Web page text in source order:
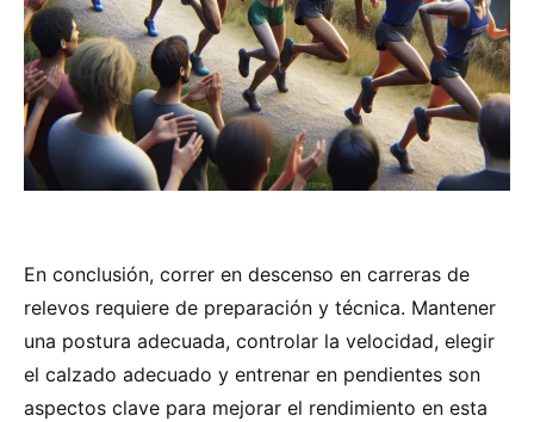
En conclusión, correr en descenso en carreras de
relevos requiere de preparación y técnica. Mantener
una postura adecuada, controlar la velocidad, elegir
el calzado adecuado y entrenar en pendientes son
aspectos clave para mejorar el rendimiento en esta